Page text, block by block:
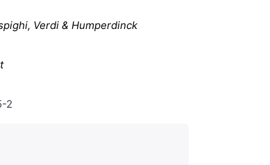
Verdi & Humperdinck
2